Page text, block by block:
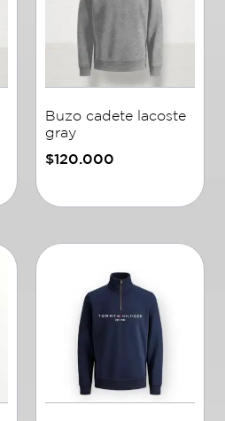
Buzo cadete lacoste
gray
$120.000